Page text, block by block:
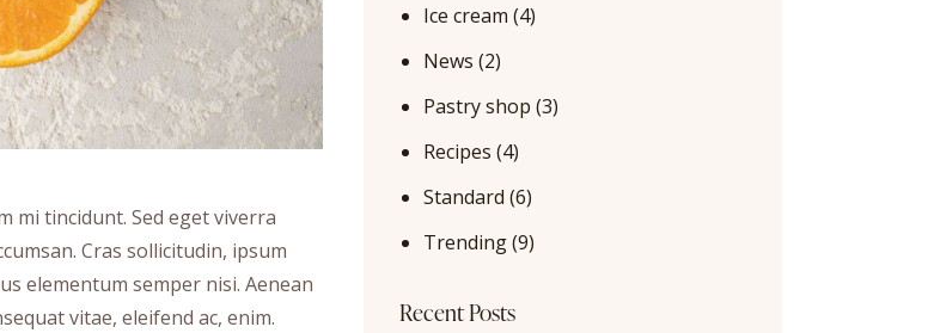
mi tincidunt. Sed eget viverra
Cras sollicitudin, ipsum
elementum semper nisi. Aenean
vitae, eleifend ac, enim.
Ice cream (4)
News (2)
Pastry shop (3)
Recipes (4)
Standard (6)
Trending(9)
Recent Posts